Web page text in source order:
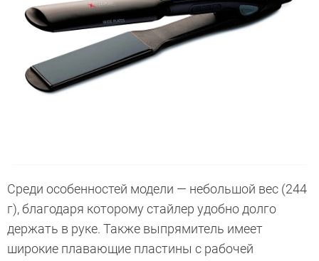
Среди особенностей модели — небольшой вес (244
г), благодаря которому стайлер удобно долго
держать в руке. Также выпрямитель имеет
широкие плавающие пластины с рабочей